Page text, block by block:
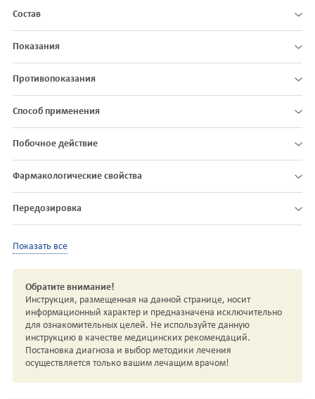
Состав
Показания
Противопоказания
Способ применения
Побочное действие
Фармакологические свойства
Передозировка
Показать все
Обратите внимание!
Инструкция, размещенная на данной странице, носит
информационный характер и предназначена исключительно
для ознакомительных целей. Не используйте данную
инструкцию в качестве медицинских рекомендаций.
Постановка диагноза и выбор методики лечения
осуществляется только вашим лечащим врачом!